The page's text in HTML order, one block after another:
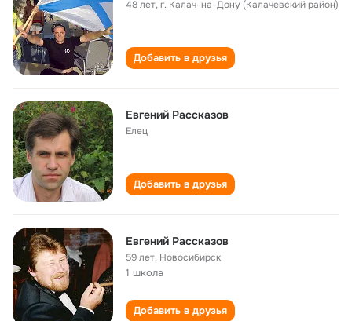
48 лет,г. Калач-на-Дону (Калачевский район)
Добавить в друзья
Евгений Рассказов
Елец
Добавить в друзья
Евгений Рассказов
59 лет, Новосибирск
1 школа
Добавить в друзья